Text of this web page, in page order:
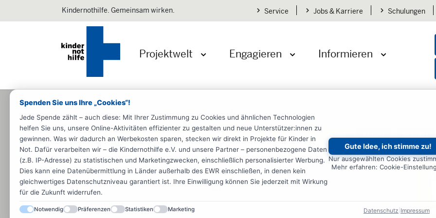
Spenden Sie uns Ihre „Cookies“!
Jede Spende zählt – auch diese: Mit Ihrer Zustimmung zu Cookies und ähnlichen Technologien
helfen Sie uns, unsere Online-Aktivitäten effizienter zu gestalten und neue Unterstützer:innen zu
gewinnen. Was wir dadurch an Werbekosten sparen, stecken wir direkt in Projekte für Kinder in
Not. Dafür verarbeiten wir – die Kindernothilfe e.V. und unsere Partner – personenbezogene Daten
(z.B. IP-Adresse) zu statistischen und Marketingzwecken, einschließlich personalisierter Werbung.
Dies kann eine Datenübermittlung in Länder außerhalb des EWR einschließen, in denen kein
gleichwertiges Datenschutzniveau garantiert ist. Ihre Einwilligung können Sie jederzeit mit Wirkung
für die Zukunft widerrufen.
Gute Idee, ich stimme zu!
Nur ausgewählten Cookies
Mehr erfahren: Cookie-
Notwendig Präferenzen Statistiken Marketing Datenschutz Impressum
Kindernothilfe. Gemeinsam wirken. Service Jobs & Karriere Schulungen
Projektwelt Engagieren Informieren
Startseite Informieren Materialien Übersicht *
Kindermedien Unterrichtsmaterial GS / Sek I ActionKidz-Material
Kinder, Kinder 30 "Robinson und die
Kinder in der Ziegelei" (Indien)
Zielgruppe: